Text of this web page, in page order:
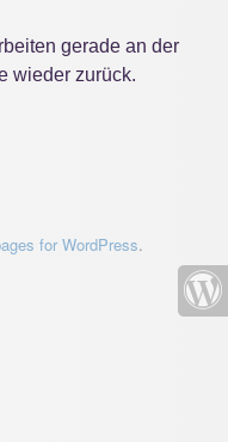
gerade an der
wieder zurück.
for WordPress.